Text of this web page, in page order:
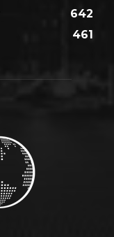
642
461